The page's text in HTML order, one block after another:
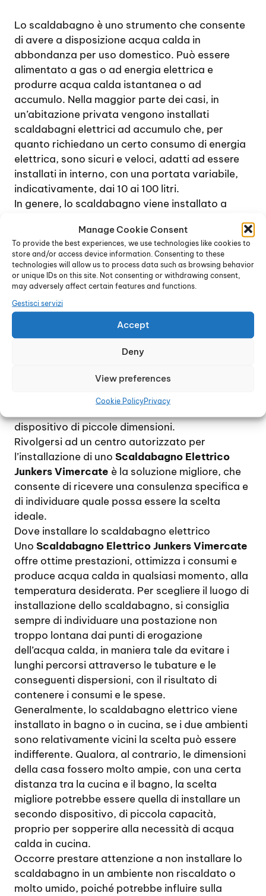
Manage Cookie Consent
To provide the best experiences, we use technologies like cookies to
store and/or access device information. Consenting to these
technologies will allow us to process data such as browsing behavior
or unique IDs on this site. Not consenting or withdrawing consent,
may adversely affect certain features and functions.
Gestisci servizi
Accept
Deny
View preferences
Cookie PolicyPrivacy
Lo scaldabagno è uno strumento che consente
di avere a disposizione acqua calda in
abbondanza per uso domestico. Può essere
alimentato a gas o ad energia elettrica e
produrre acqua calda istantanea o ad
accumulo. Nella maggior parte dei casi, in
un’abitazione privata vengono installati
scaldabagni elettrici ad accumulo che, per
quanto richiedano un certo consumo di energia
elettrica, sono sicuri e veloci, adatti ad essere
installati in interno, con una portata variabile,
indicativamente, dai 10 ai 100 litri.
In genere, lo scaldabagno viene installato a
pavimento, a meno che non si tratti di un
dispositivo di grandi dimensioni. Per ridurre al
minimo le spese di gestione, si consiglia di
installare uno scaldabagno di proporzioni
adeguate alle effettive necessità, tenendo
conto che, approssimativamente, il consumo di
energia elettrica per due persone si aggira
intorno ai 60 litri al giorno.
Per una famiglia di 4 / 5 persona, che utilizzino
scegliere un modello piuttosto capiente mentre,
nel caso di un uso occasionale, ad esempio in un
dispositivo di piccole dimensioni.
Rivolgersi ad un centro autorizzato per
l’installazione di uno Scaldabagno Elettrico
Junkers Vimercate è la soluzione migliore, che
consente di ricevere una consulenza specifica e
di individuare quale possa essere la scelta
ideale.
Dove installare lo scaldabagno elettrico
Uno Scaldabagno Elettrico Junkers Vimercate
offre ottime prestazioni, ottimizza i consumi e
produce acqua calda in qualsiasi momento, alla
temperatura desiderata. Per scegliere il luogo di
installazione dello scaldabagno, si consiglia
sempre di individuare una postazione non
troppo lontana dai punti di erogazione
dell’acqua calda, in maniera tale da evitare i
lunghi percorsi attraverso le tubature e le
conseguenti dispersioni, con il risultato di
contenere i consumi e le spese.
Generalmente, lo scaldabagno elettrico viene
installato in bagno o in cucina, se i due ambienti
sono relativamente vicini la scelta può essere
indifferente. Qualora, al contrario, le dimensioni
della casa fossero molto ampie, con una certa
distanza tra la cucina e il bagno, la scelta
migliore potrebbe essere quella di installare un
secondo dispositivo, di piccola capacità,
proprio per sopperire alla necessità di acqua
calda in cucina.
Occorre prestare attenzione a non installare lo
scaldabagno in un ambiente non riscaldato o
molto umido, poiché potrebbe influire sulla